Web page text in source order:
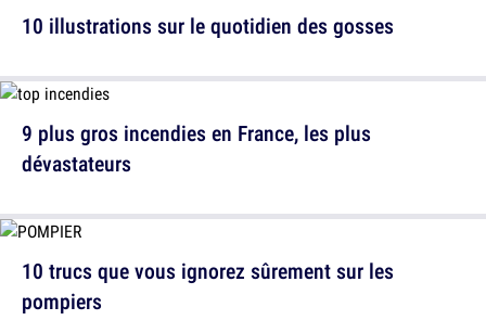
10 illustrations sur le quotidien des gosses
10 trucs que vous ignorez sûrement sur les
pompiers
9 plus gros incendies en France, les plus
dévastateurs